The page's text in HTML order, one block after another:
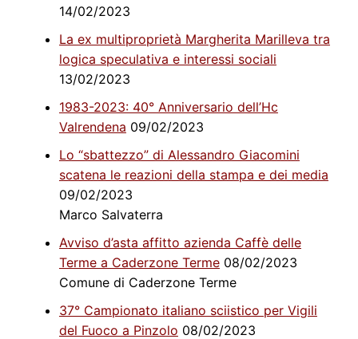
14/02/2023
La ex multiproprietà Margherita Marilleva tra
logica speculativa e interessi sociali
13/02/2023
1983-2023: 40° Anniversario dell’Hc
Valrendena 09/02/2023
Lo “sbattezzo” di Alessandro Giacomini
scatena le reazioni della stampa e dei media
09/02/2023
Marco Salvaterra
Avviso d’asta affitto azienda Caffè delle
Terme a Caderzone Terme08/02/2023
Comune di Caderzone Terme
37° Campionato italiano sciistico per Vigili
del Fuoco a Pinzolo 08/02/2023